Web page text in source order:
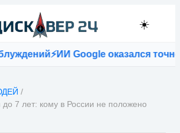
☀️
⚡ИИ Google оказался точнее
/
7 лет: кому в России не положено